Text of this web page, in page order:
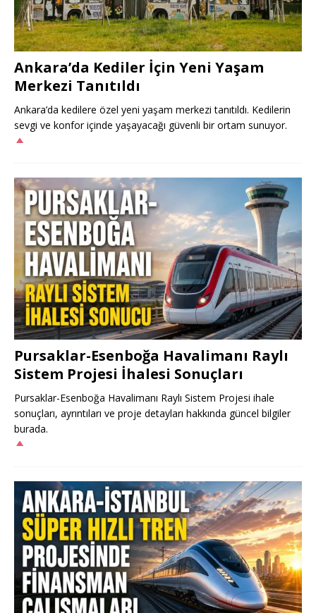
Ankara’da Kediler İçin Yeni Yaşam
Merkezi Tanıtıldı
Ankara’da kedilere özel yeni yaşam merkezi tanıtıldı. Kedilerin
sevgi ve konfor içinde yaşayacağı güvenli bir ortam sunuyor.
Pursaklar-Esenboğa Havalimanı Raylı
Sistem Projesi İhalesi Sonuçları
Pursaklar-Esenboğa Havalimanı Raylı Sistem Projesi ihale
sonuçları, ayrıntıları ve proje detayları hakkında güncel bilgiler
burada.